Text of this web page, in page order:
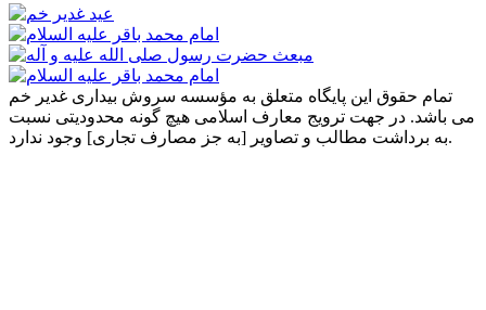
تمام حقوق این پایگاه متعلق به مؤسسه سروش بیداری غدیر خم
می باشد. در جهت ترویج معارف اسلامی هیچ گونه محدودیتی نسبت